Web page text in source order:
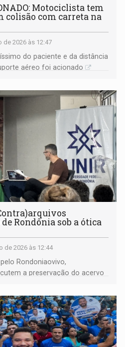
Motociclista tem
colisão com carreta na
de 2026 às 12:47
do paciente e da distância
aéreo foi acionado
Rondônia sob a ótica
de 2026 às 12:44
Rondoniaovivo,
a preservação do acervo
o futuro